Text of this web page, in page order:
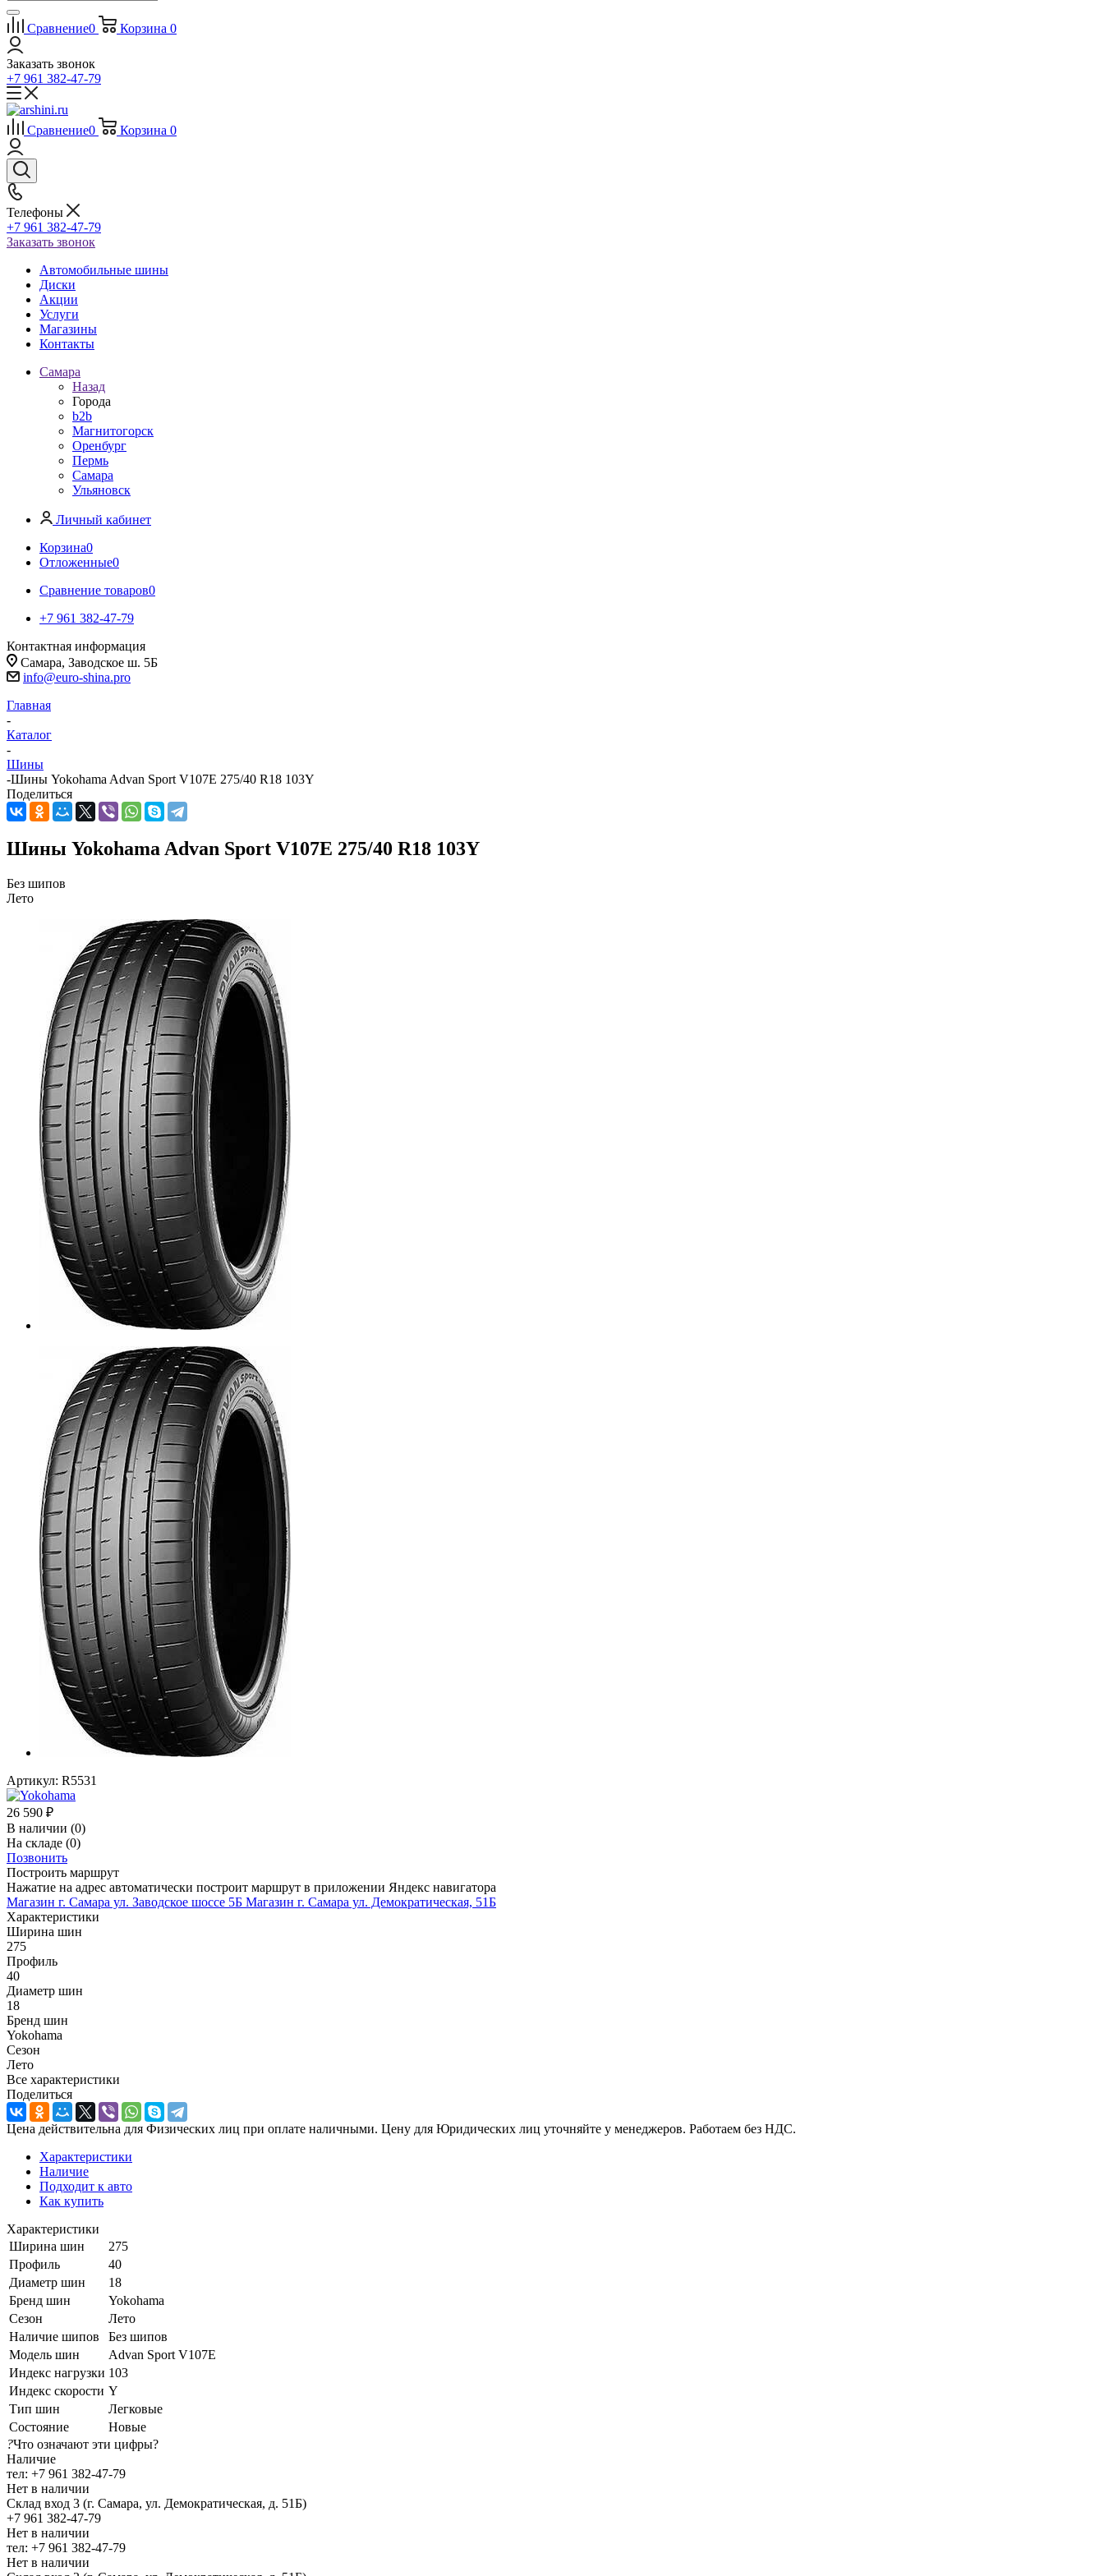
Сравнение0 Корзина 0
Заказать звонок
+7 961 382-47-79
Сравнение0 Корзина 0
Телефоны
+7 961 382-47-79
Заказать звонок
Автомобильные шины
Диски
Акции
Услуги
Магазины
Контакты
Самара
Назад
Города
b2b
Магнитогорск
Оренбург
Пермь
Самара
Ульяновск
Личный кабинет
Корзина0
Отложенные0
Сравнение товаров0
+7 961 382-47-79
Контактная информация
Самара, Заводское ш. 5Б
info@euro-shina.pro
Главная
-
Каталог
-
Шины
-Шины Yokohama Advan Sport V107E 275/40 R18 103Y
Поделиться
Шины Yokohama Advan Sport V107E 275/40 R18 103Y
Без шипов
Лето
Артикул: R5531
26 590 ₽
В наличии (0)
На складе (0)
Позвонить
Построить маршрут
Нажатие на адрес автоматически построит маршрут в приложении Яндекс навигатора
Магазин г. Самара ул. Заводское шоссе 5Б Магазин г. Самара ул. Демократическая, 51Б
Характеристики
Ширина шин
275
Профиль
40
Диаметр шин
18
Бренд шин
Yokohama
Сезон
Лето
Все характеристики
Поделиться
Цена действительна для Физических лиц при оплате наличными. Цену для Юридических лиц уточняйте у менеджеров. Работаем без НДС.
Характеристики
Наличие
Подходит к авто
Как купить
Характеристики
Ширина шин
275
Профиль
40
Диаметр шин
18
Бренд шин
Yokohama
Сезон
Лето
Наличие шипов
Без шипов
Модель шин
Advan Sport V107E
Индекс нагрузки 103
Индекс скорости Y
Тип шин
Легковые
Состояние
Новые
?Что означают эти цифры?
Наличие
тел: +7 961 382-47-79
Нет в наличии
Склад вход 3 (г. Самара, ул. Демократическая, д. 51Б)
+7 961 382-47-79
Нет в наличии
тел: +7 961 382-47-79
Нет в наличии